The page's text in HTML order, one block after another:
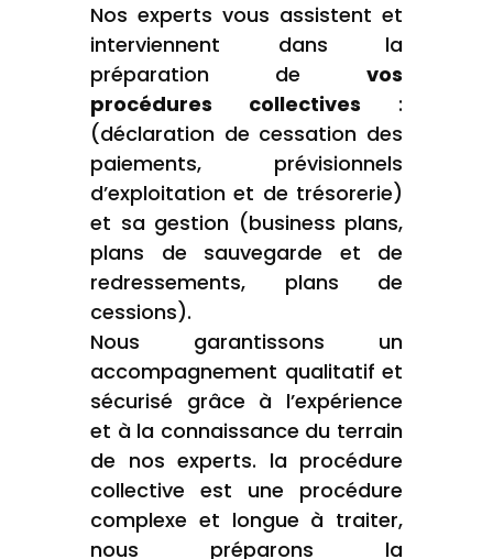
Nos experts vous assistent et
interviennent dans la
préparation de vos
procédures collectives :
(déclaration de cessation des
paiements, prévisionnels
d’exploitation et de trésorerie)
et sa gestion (business plans,
plans de sauvegarde et de
redressements, plans de
cessions).
Nous garantissons un
accompagnement qualitatif et
sécurisé grâce à l’expérience
et à la connaissance du terrain
de nos experts. la procédure
collective est une procédure
complexe et longue à traiter,
nous préparons la